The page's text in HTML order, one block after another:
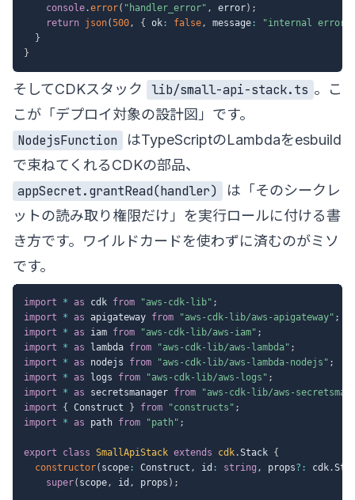
console.error( "handler_error" , error) ;
return json(500, { ok : false, message :
"internal error"
}
}
そしてCDKスタック lib/small-api-stack.ts 。こ
こが「デプロイ対象の設計図」です。
NodejsFunction
はTypeScriptのLambdaをesbuild
で束ねてくれるCDKの部品、
appSecret.grantRead(handler)
は「そのシークレ
ットの読み取り権限だけ」を実行ロールに付ける書
き方です。ワイルドカードを使わずに済むのがミソ
です。
import * as cdk from "aws-cdk-lib" ;
import
* as apigateway from "aws-cdk-lib/aws-apigateway" ;
import
* as iam from "aws-cdk-lib/aws-iam" ;
import
* as lambda from "aws-cdk-lib/aws-lambda" ;
import
* as nodejs from "aws-cdk-lib/aws-lambda-nodejs" ;
import
* as logs from "aws-cdk-lib/aws-logs" ;
import
* as secretsmanager from
"aws-cdk-lib/aws-
import
{ Construct } from "constructs" ;
import
* as path from "path" ;
export class SmallApiStack extends cdk.Stack {
constructor( scope : Construct , id : string , props? : cdk.
super( scope, id , props ) ;